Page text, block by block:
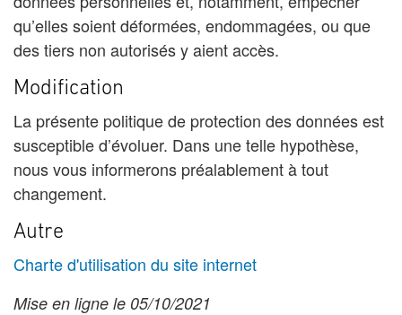
qu’elles soient déformées, endommagées, ou que
des tiers non autorisés y aient accès.
Modification
La présente politique de protection des données est
susceptible d’évoluer. Dans une telle hypothèse,
nous vous informerons préalablement à tout
changement.
Autre
Charte d'utilisation du site internet
Mise en ligne le 05/10/2021